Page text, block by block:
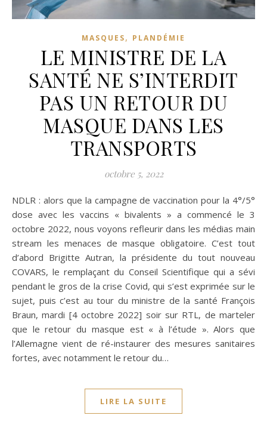
MASQUES, PLANDÉMIE
LE MINISTRE DE LA
SANTÉ NE S’INTERDIT
PAS UN RETOUR DU
MASQUE DANS LES
TRANSPORTS
octobre 5, 2022
NDLR : alors que la campagne de vaccination pour la 4°/5°
dose avec les vaccins « bivalents » a commencé le 3
octobre 2022, nous voyons refleurir dans les médias main
stream les menaces de masque obligatoire. C’est tout
d’abord Brigitte Autran, la présidente du tout nouveau
COVARS, le remplaçant du Conseil Scientifique qui a sévi
pendant le gros de la crise Covid, qui s’est exprimée sur le
sujet, puis c’est au tour du ministre de la santé François
Braun, mardi [4 octobre 2022] soir sur RTL, de marteler
que le retour du masque est « à l’étude ». Alors que
l’Allemagne vient de ré-instaurer des mesures sanitaires
fortes, avec notamment le retour du…
LIRE LA SUITE